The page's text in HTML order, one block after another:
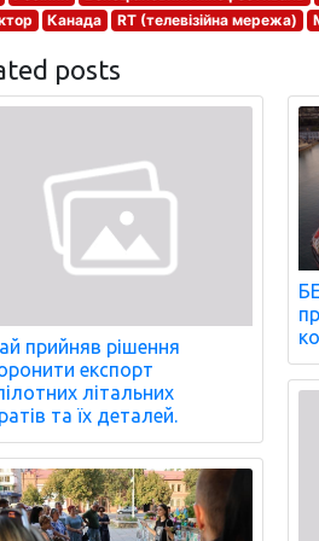
Канада RT (телевізійна мережа)
posts
прийняв рішення
експорт
літальних
та їх деталей.